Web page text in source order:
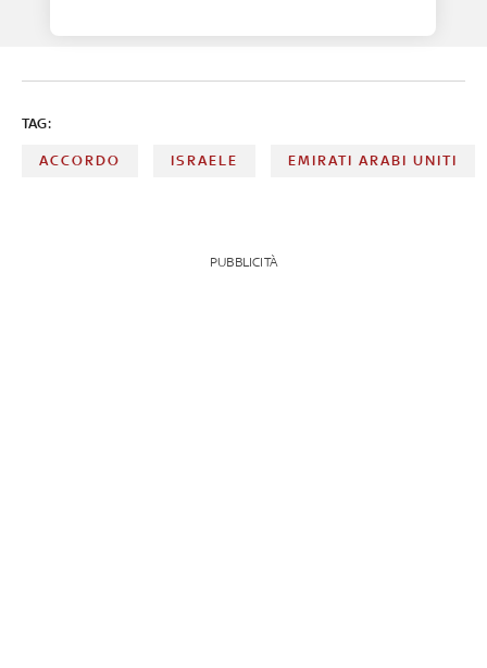
TAG:
ACCORDO ISRAELE EMIRATI ARABI UNITI
PUBBLICITÀ